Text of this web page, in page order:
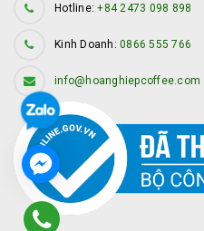
Hotline:+84 2473 098 898
Kinh Doanh: 0866 555 766
info@hoanghiepcoffee.com